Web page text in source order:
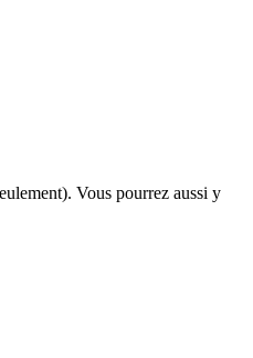
Vous pourrez aussi y